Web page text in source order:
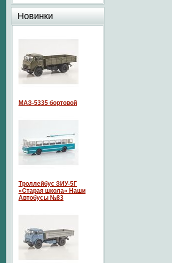
Новинки
МАЗ-5335 бортовой
Троллейбус ЗИУ-5Г
«Старая школа» Наши
Автобусы №83